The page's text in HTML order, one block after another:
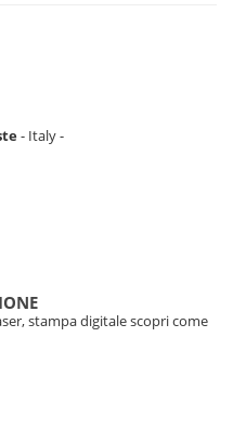
- Italy -
stampa digitale scopri come